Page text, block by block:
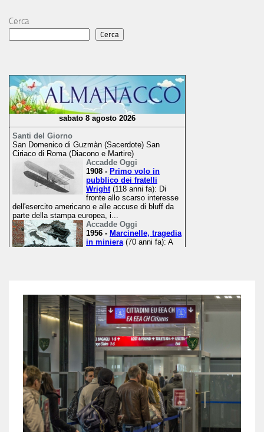
Cerca
Cerca